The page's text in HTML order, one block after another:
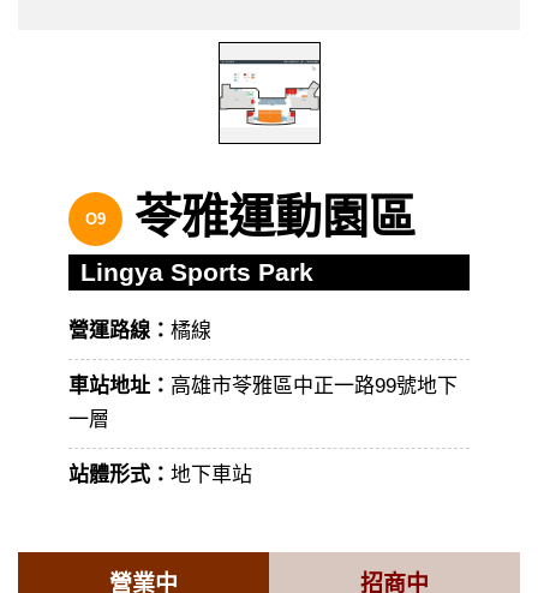
O9 苓雅運動園區
Lingya Sports Park
營運路線： 橘線
車站地址： 高雄市苓雅區中正一路99號地下
一層
站體形式： 地下車站
營業中 招商中